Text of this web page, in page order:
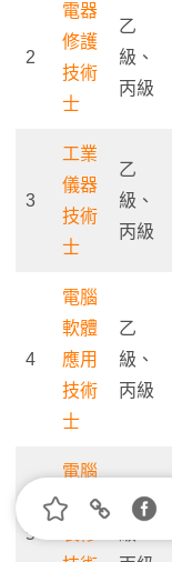
2
電器
修護
技術
士
乙
級、
丙級
3
工業
儀器
技術
士
乙
級、
丙級
4
電腦
軟體
應用
技術
士
乙
級、
丙級
5
電腦
硬體
乙